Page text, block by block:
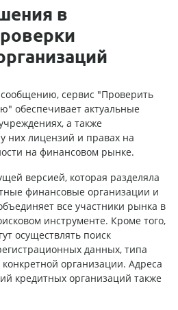
в
сервис "Проверить
обеспечивает актуальные
а также
лицензий и правах на
на финансовом рынке.
версией, которая разделяла
финансовые организации и
все участники рынка в
инструменте. Кроме того,
осуществлять поиск
данных, типа
организации. Адреса
кредитных организаций также